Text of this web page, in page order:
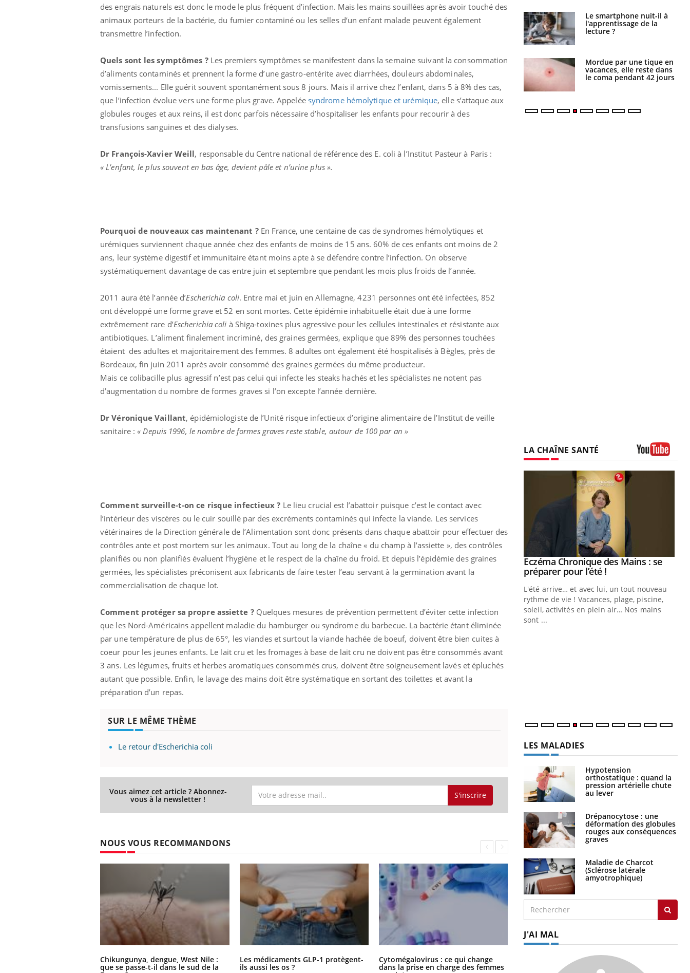
des engrais naturels est donc le mode le plus fréquent d’infection. Mais les mains souillées après avoir touché des
animaux porteurs de la bactérie, du fumier contaminé ou les selles d‘un enfant malade peuvent également
transmettre l’infection.
Quels sont les symptômes ? Les premiers symptômes se manifestent dans la semaine suivant la consommation
d’aliments contaminés et prennent la forme d’une gastro-entérite avec diarrhées, douleurs abdominales,
vomissements... Elle guérit souvent spontanément sous 8 jours. Mais il arrive chez l’enfant, dans 5 à 8% des cas,
que l’infection évolue vers une forme plus grave. Appelée syndrome hémolytique et urémique, elle s’attaque aux
globules rouges et aux reins, il est donc parfois nécessaire d’hospitaliser les enfants pour recourir à des
transfusions sanguines et des dialyses.
Dr François-Xavier Weill, responsable du Centre national de référence des E. coli à l’Institut Pasteur à Paris :
« L’enfant, le plus souvent en bas âge, devient pâle et n’urine plus ».
Pourquoi de nouveaux cas maintenant ? En France, une centaine de cas de syndromes hémolytiques et
urémiques surviennent chaque année chez des enfants de moins de 15 ans. 60% de ces enfants ont moins de 2
ans, leur système digestif et immunitaire étant moins apte à se défendre contre l’infection. On observe
systématiquement davantage de cas entre juin et septembre que pendant les mois plus froids de l’année.
2011 aura été l’année d’Escherichia coli. Entre mai et juin en Allemagne, 4231 personnes ont été infectées, 852
ont développé une forme grave et 52 en sont mortes. Cette épidémie inhabituelle était due à une forme
extrêmement rare d’Escherichia coli à Shiga-toxines plus agressive pour les cellules intestinales et résistante aux
antibiotiques. L’aliment finalement incriminé, des graines germées, explique que 89% des personnes touchées
étaient des adultes et majoritairement des femmes. 8 adultes ont également été hospitalisés à Bègles, près de
Bordeaux, fin juin 2011 après avoir consommé des graines germées du même producteur.
Mais ce colibacille plus agressif n’est pas celui qui infecte les steaks hachés et les spécialistes ne notent pas
d’augmentation du nombre de formes graves si l’on excepte l’année dernière.
Dr Véronique Vaillant, épidémiologiste de l’Unité risque infectieux d’origine alimentaire de l’Institut de veille
sanitaire :« Depuis 1996, le nombre de formes graves reste stable, autour de 100 par an »
Comment surveille-t-on ce risque infectieux ? Le lieu crucial est l’abattoir puisque c’est le contact avec
l’intérieur des viscères ou le cuir souillé par des excréments contaminés qui infecte la viande. Les services
vétérinaires de la Direction générale de l’Alimentation sont donc présents dans chaque abattoir pour effectuer des
contrôles ante et post mortem sur les animaux. Tout au long de la chaîne « du champ à l’assiette », des contrôles
planifiés ou non planifiés évaluent l’hygiène et le respect de la chaîne du froid. Et depuis l’épidémie des graines
germées, les spécialistes préconisent aux fabricants de faire tester l’eau servant à la germination avant la
commercialisation de chaque lot.
Comment protéger sa propre assiette ? Quelques mesures de prévention permettent d’éviter cette infection
que les Nord-Américains appellent maladie du hamburger ou syndrome du barbecue. La bactérie étant éliminée
par une température de plus de 65°, les viandes et surtout la viande hachée de boeuf, doivent être bien cuites à
coeur pour les jeunes enfants. Le lait cru et les fromages à base de lait cru ne doivent pas être consommés avant
3 ans. Les légumes, fruits et herbes aromatiques consommés crus, doivent être soigneusement lavés et épluchés
autant que possible. Enfin, le lavage des mains doit être systématique en sortant des toilettes et avant la
préparation d’un repas.
SUR LE MÊME THÈME
Le retour d'Escherichia coli
Vous aimez cet article ? Abonnez-
vous à la newsletter ! S'inscrire
NOUS VOUS RECOMMANDONS
Chikungunya, dengue, West Nile :
que se passe-t-il dans le sud de la
Les médicaments GLP-1 protègent-
ils aussi les os ?
Cytomégalovirus : ce qui change
dans la prise en charge des femmes
La sieste empêche-t-elle de dormir
Les médicaments GLP-1
protègent-ils aussi les os
?
Cytomégalovirus : ce qui
change dans la prise en
charge des femmes
enceintes
VIH : la fin du comprimé
tous les jours se profile-t-
Pourquoi votre ventre
gâche-t-il les premiers
jours de vos vacances ?
Le Viagra pourrait-il
freiner la propagation du
Pourquoi manger moins
de protéines pourrait
finalement être bénéfique
Le smartphone nuit-il à
l'apprentissage de la
lecture ?
Mordue par une tique en
vacances, elle reste dans
le coma pendant 42 jours
LA CHAÎNE SANTÉ
Eczéma Chronique des Mains :
expliquer ma maladieYoutube
Il y a des sujets qui sont faciles à aborder...
questions sur la maladie d'un proche c'est
Youtube
Carence en fer : comprendre pour
prévenirYoutube
Fatigue, irritabilité, brouillard mental ou
carence en fer sont multiples ce qui la rend
Youtube
Insuline & Charge mentale : et si on
osait en parler??Youtube
patients comme parfois chez les soignants.
Youtube
Eczéma Chronique des Mains : se
préparer pour l’été !Youtube
L'été arrive… et avec lui, un tout nouveau
rythme de vie ! Vacances, plage, piscine,
soleil, activités en plein air… Nos mains
sont ...
LES MALADIES
Hypotension
orthostatique : quand la
pression artérielle chute
au lever
Drépanocytose : une
déformation des globules
rouges aux conséquences
graves
Maladie de Charcot
(Sclérose latérale
amyotrophique)
J'AI MAL